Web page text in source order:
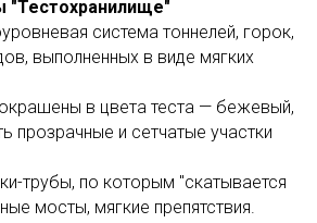
"Тестохранилище"
система тоннелей, горок,
выполненных в виде мягких
в цвета теста — бежевый,
прозрачные и сетчатые участки
трубы, по которым "скатывается
мосты, мягкие препятствия.